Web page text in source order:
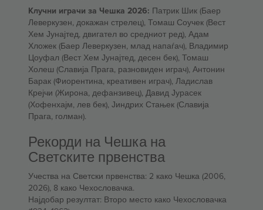
Клучни играчи за Чешка 2026: Патрик Шик (Баер
Леверкузен, докажан стрелец), Томаш Соучек (Вест
Хем Јунајтед, двигател во средниот ред), Адам
Хложек (Баер Леверкузен, млад напаѓач), Владимир
Цоуфал (Вест Хем Јунајтед, десен бек), Томаш
Холеш (Славија Прага, разновиден играч), Антонин
Барак (Фиорентина, креативен играч), Ладислав
Крејчи (Жирона, дефанзивец), Давид Јурасек
(Хофенхајм, лев бек), Јиндрих Стањек (Славија
Прага, голман).
Рекорди на Чешка на
Светските првенства
Учества на Светски првенства: 2 како Чешка (2006,
2026), 8 како Чехословачка.
Најдобар резултат: Второ место како Чехословачка